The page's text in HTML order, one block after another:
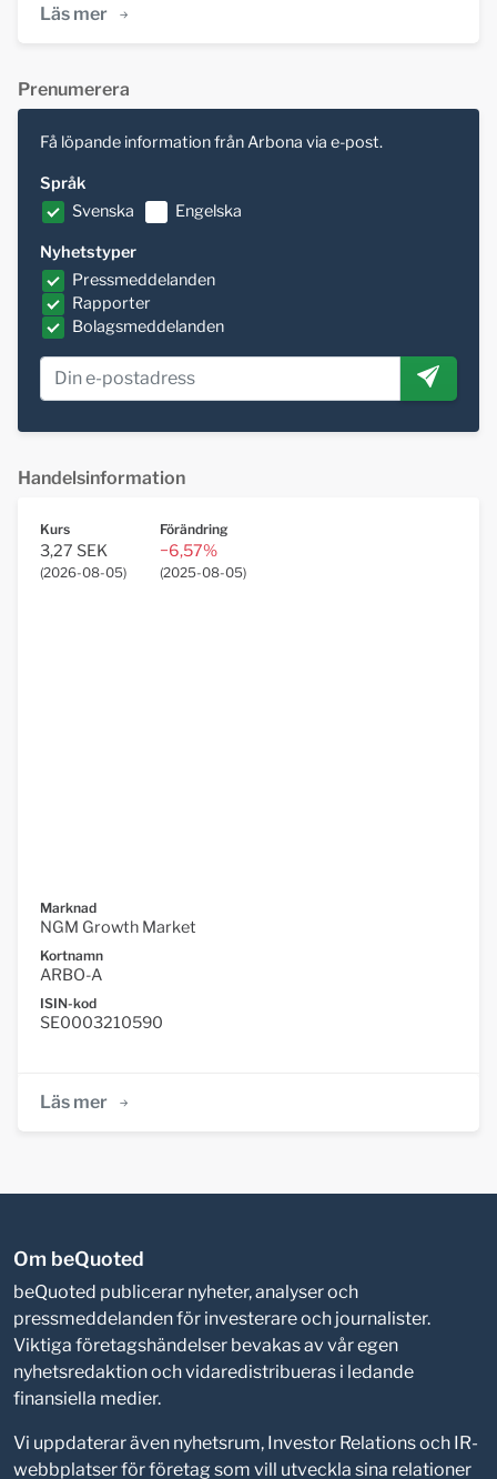
Läs mer
Prenumerera
Få löpande information från Arbona via e-post.
Språk
Svenska
Engelska
Nyhetstyper
Pressmeddelanden
Rapporter
Bolagsmeddelanden
Handelsinformation
Kurs
3,27 SEK
(2026-08-05)
Förändring
−6,57%
(2025-08-05)
Marknad
NGM Growth Market
Kortnamn
ARBO-A
ISIN-kod
SE0003210590
Läs mer
Om beQuoted
beQuoted publicerar nyheter, analyser och
pressmeddelanden för investerare och journalister.
Viktiga företagshändelser bevakas av vår egen
nyhetsredaktion och vidaredistribueras i ledande
finansiella medier.
Vi uppdaterar även nyhetsrum, Investor Relations och IR-
webbplatser för företag som vill utveckla sina relationer